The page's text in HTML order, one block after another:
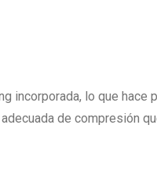
incorporada, lo que
de compresión